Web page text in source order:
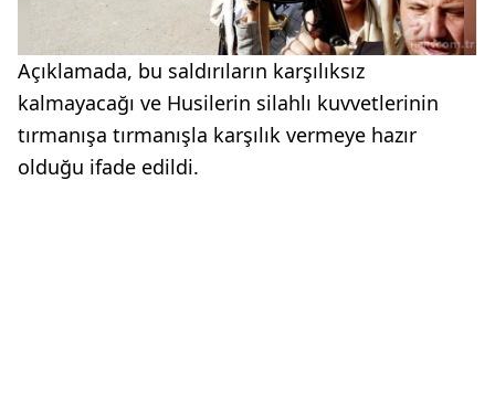
Açıklamada, bu saldırıların karşılıksız
kalmayacağı ve Husilerin silahlı kuvvetlerinin
tırmanışa tırmanışla karşılık vermeye hazır
olduğu ifade edildi.